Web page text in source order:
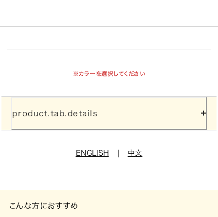
※カラーを選択してください
product.tab.details
ENGLISH 中文
こんな方におすすめ